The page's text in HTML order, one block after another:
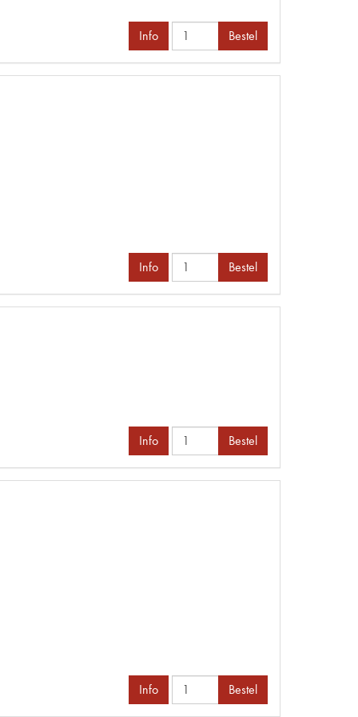
Info
Bestel
Info
Bestel
Info
Bestel
Info
Bestel